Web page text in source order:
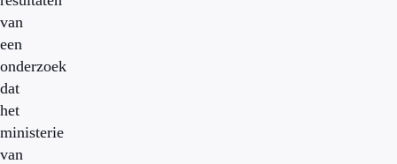
van
een
onderzoek
dat
het
ministerie
van